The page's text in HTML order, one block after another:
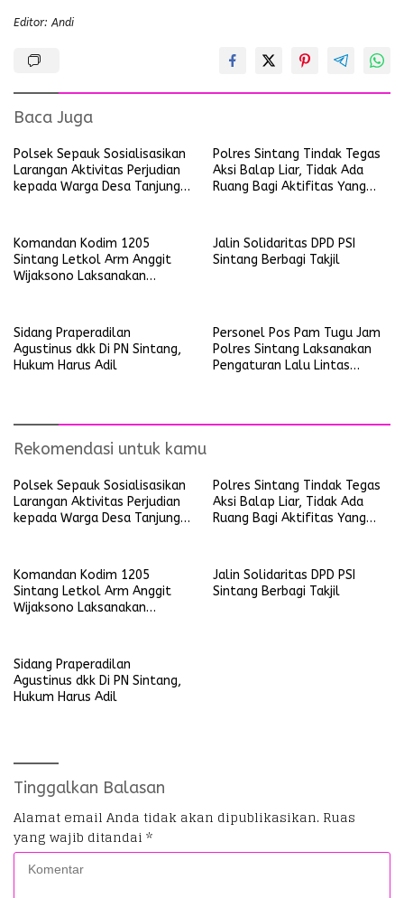
Editor: Andi
Baca Juga
Polsek Sepauk Sosialisasikan
Larangan Aktivitas Perjudian
kepada Warga Desa Tanjung
Polres Sintang Tindak Tegas
Aksi Balap Liar, Tidak Ada
Ruang Bagi Aktifitas Yang
Komandan Kodim 1205
Sintang Letkol Arm Anggit
Wijaksono Laksanakan
Jalin Solidaritas DPD PSI
Sintang Berbagi Takjil
Sidang Praperadilan
Agustinus dkk Di PN Sintang,
Hukum Harus Adil
Personel Pos Pam Tugu Jam
Polres Sintang Laksanakan
Pengaturan Lalu Lintas
Rekomendasi untuk kamu
Polsek Sepauk Sosialisasikan
Larangan Aktivitas Perjudian
kepada Warga Desa Tanjung
Polres Sintang Tindak Tegas
Aksi Balap Liar, Tidak Ada
Ruang Bagi Aktifitas Yang
Komandan Kodim 1205
Sintang Letkol Arm Anggit
Wijaksono Laksanakan
Jalin Solidaritas DPD PSI
Sintang Berbagi Takjil
Sidang Praperadilan
Agustinus dkk Di PN Sintang,
Hukum Harus Adil
Tinggalkan Balasan
Alamat email Anda tidak akan dipublikasikan. Ruas
yang wajib ditandai *